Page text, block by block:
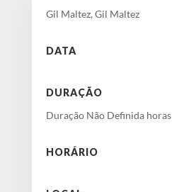
Gil Maltez, Gil Maltez
DATA
DURAÇÃO
Duração Não Definida horas
HORÁRIO